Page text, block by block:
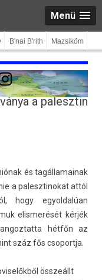
Menü
B'nai B'rith Mazsiköm
a palesztin
és tagál­lamainak
a palesztinokat attól
hogy egyol­dalúan
elis­merését kérjék
hétfőn az
száz fős csoportja.
összeállt